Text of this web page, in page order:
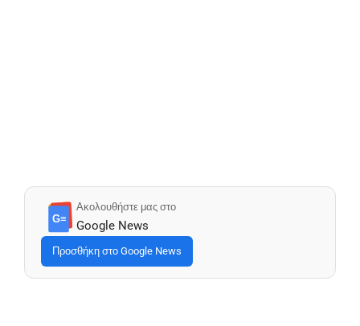
G≡
Ακολουθήστε μας στο
Google News
Προσθήκη στο Google News